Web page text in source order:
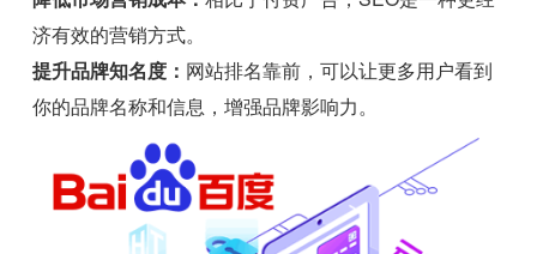
济有效的营销方式。
提升品牌知名度： 网站排名靠前，可以让更多用户看到
你的品牌名称和信息，增强品牌影响力。